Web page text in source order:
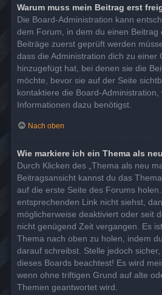
Warum muss mein Beitrag erst
Die Board-Administration kann
dem Forum, in dem du einen Beitrag
Beiträge zuerst geprüft werden
dass die Administration dich zu einer
hinzugefügt hat, bei denen sie die
möchte, bevor sie auf der Seite
kontaktiere die Board-Administration,
Informationen dazu benötigst.
Nach oben
Wie markiere ich ein Thema als
Durch Klicken des „Thema als neu
Beitragsansicht kannst du das
auf die erste Seite des Forums
entsprechenden Link nicht siehst,
möglicherweise deaktiviert oder seit
nicht genügend Zeit vergangen. Es
Thema nach oben zu holen, indem
darauf schreibst. Stelle jedoch
dieses Boards beachtest! Es wird
wenn ohne triftigen Grund auf alte
Themen geantwortet wird.